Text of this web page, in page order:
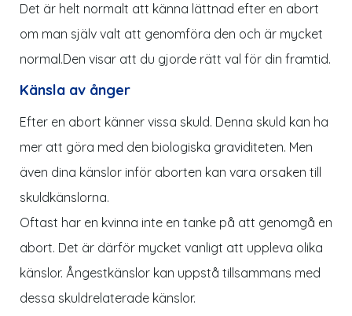
Det är helt normalt att känna lättnad efter en abort
om man själv valt att genomföra den och är mycket
normal.Den visar att du gjorde rätt val för din framtid.
Känsla av ånger
Efter en abort känner vissa skuld. Denna skuld kan ha
mer att göra med den biologiska graviditeten. Men
även dina känslor inför aborten kan vara orsaken till
skuldkänslorna.
Oftast har en kvinna inte en tanke på att genomgå en
abort. Det är därför mycket vanligt att uppleva olika
känslor. Ångestkänslor kan uppstå tillsammans med
dessa skuldrelaterade känslor.